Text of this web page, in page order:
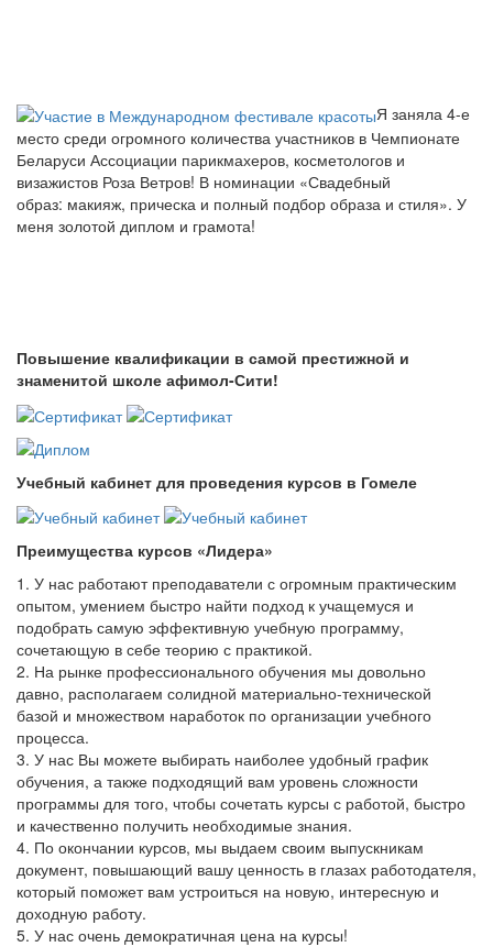
Я заняла 4-е
место среди огромного количества участников в Чемпионате
Беларуси Ассоциации парикмахеров, косметологов и
визажистов Роза Ветров! В номинации «Свадебный
образ: макияж, прическа и полный подбор образа и стиля». У
меня золотой диплом и грамота!
Повышение квалификации в самой престижной и
знаменитой школе афимол-Сити!
Учебный кабинет для проведения курсов в Гомеле
Преимущества курсов «Лидера»
1. У нас работают преподаватели с огромным практическим
опытом, умением быстро найти подход к учащемуся и
подобрать самую эффективную учебную программу,
сочетающую в себе теорию с практикой.
2. На рынке профессионального обучения мы довольно
давно, располагаем солидной материально-технической
базой и множеством наработок по организации учебного
процесса.
3. У нас Вы можете выбирать наиболее удобный график
обучения, а также подходящий вам уровень сложности
программы для того, чтобы сочетать курсы с работой, быстро
и качественно получить необходимые знания.
4. По окончании курсов, мы выдаем своим выпускникам
документ, повышающий вашу ценность в глазах работодателя,
который поможет вам устроиться на новую, интересную и
доходную работу.
5. У нас очень демократичная цена на курсы!